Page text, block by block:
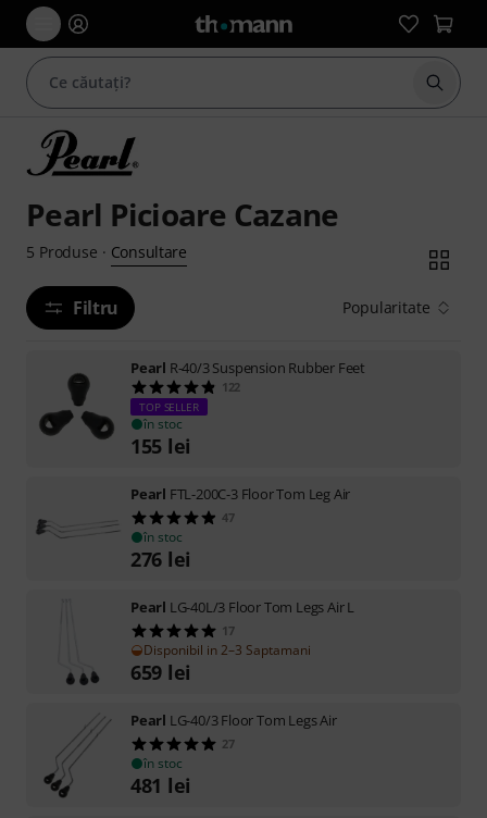
Pearl Picioare Cazane
5 Produse · Consultare
Filtru Popularitate
Pearl R-40/3 Suspension Rubber Feet
122
TOP SELLER
în stoc
155 lei
Pearl FTL-200C-3 Floor Tom Leg Air
47
în stoc
276 lei
Pearl LG-40L/3 Floor Tom Legs Air L
17
Disponibil in 2–3 Saptamani
659 lei
Pearl LG-40/3 Floor Tom Legs Air
27
în stoc
481 lei